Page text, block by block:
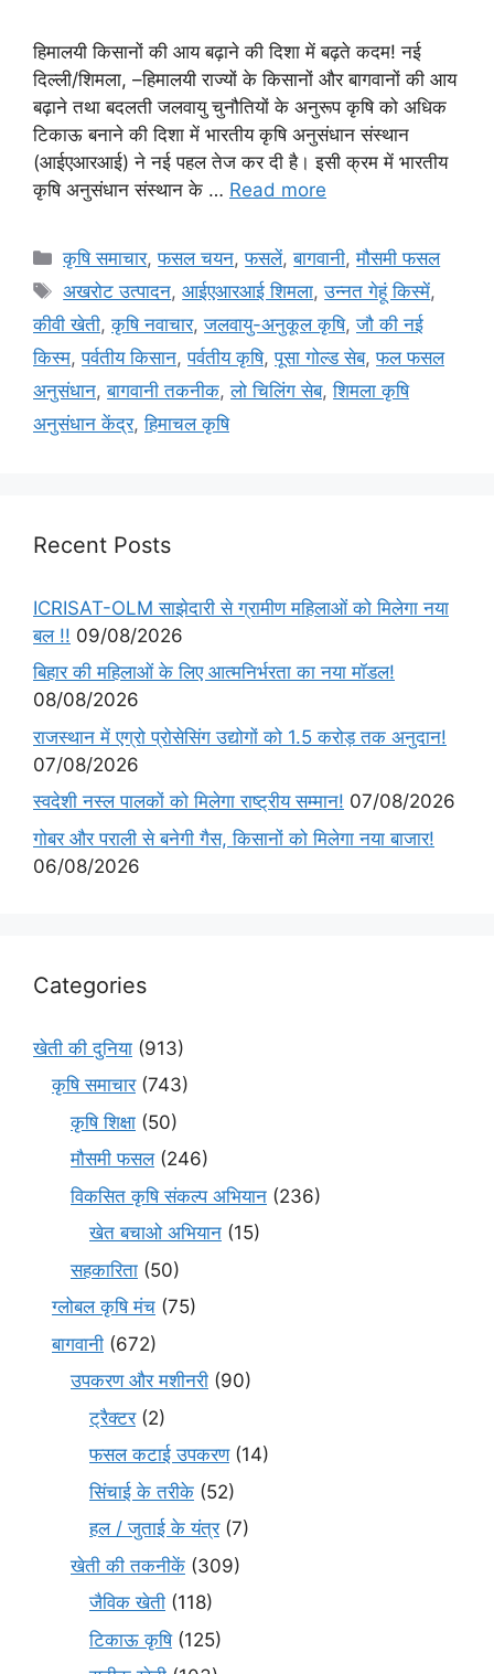
हिमालयी किसानों की आय बढ़ाने की दिशा में बढ़ते कदम! नई
दिल्ली/शिमला, –हिमालयी राज्यों के किसानों और बागवानों की आय
बढ़ाने तथा बदलती जलवायु चुनौतियों के अनुरूप कृषि को अधिक
टिकाऊ बनाने की दिशा में भारतीय कृषि अनुसंधान संस्थान
(आईएआरआई) ने नई पहल तेज कर दी है। इसी क्रम में भारतीय
कृषि अनुसंधान संस्थान के … Read more
कृषि समाचार,फसल चयन,फसलें,बागवानी,मौसमी फसल
अखरोट उत्पादन,आईएआरआई शिमला,उन्नत गेहूं किस्में,
कीवी खेती,कृषि नवाचार,जलवायु-अनुकूल कृषि,जौ की नई
किस्म,पर्वतीय किसान,पर्वतीय कृषि,पूसा गोल्ड सेब,फल फसल
अनुसंधान,बागवानी तकनीक,लो चिलिंग सेब,शिमला कृषि
अनुसंधान केंद्र,हिमाचल कृषि
Recent Posts
ICRISAT-OLM साझेदारी से ग्रामीण महिलाओं को मिलेगा नया
बल !! 09/08/2026
बिहार की महिलाओं के लिए आत्मनिर्भरता का नया मॉडल!
08/08/2026
राजस्थान में एग्रो प्रोसेसिंग उद्योगों को 1.5 करोड़ तक अनुदान!
07/08/2026
स्वदेशी नस्ल पालकों को मिलेगा राष्ट्रीय सम्मान! 07/08/2026
गोबर और पराली से बनेगी गैस, किसानों को मिलेगा नया बाजार!
06/08/2026
Categories
खेती की दुनिया (913)
कृषि समाचार(743)
कृषि शिक्षा (50)
मौसमी फसल(246)
विकसित कृषि संकल्प अभियान (236)
खेत बचाओ अभियान (15)
सहकारिता (50)
ग्लोबल कृषि मंच (75)
बागवानी (672)
उपकरण और मशीनरी (90)
ट्रैक्टर(2)
फसल कटाई उपकरण(14)
सिंचाई के तरीके (52)
हल / जुताई के यंत्र(7)
खेती की तकनीकें (309)
जैविक खेती (118)
टिकाऊ कृषि(125)